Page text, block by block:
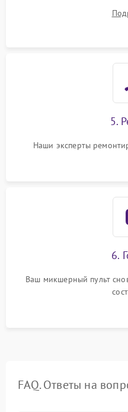
5.
Наши эксперты
6.
Ваш микшерный пульт
FAQ. Ответы на